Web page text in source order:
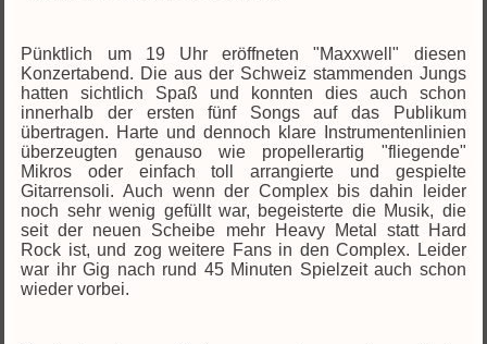
Pünktlich um 19 Uhr eröffneten "Maxxwell" diesen
Konzertabend. Die aus der Schweiz stammenden Jungs
hatten sichtlich Spaß und konnten dies auch schon
innerhalb der ersten fünf Songs auf das Publikum
übertragen. Harte und dennoch klare Instrumentenlinien
überzeugten genauso wie propellerartig "fliegende"
Mikros oder einfach toll arrangierte und gespielte
Gitarrensoli. Auch wenn der Complex bis dahin leider
noch sehr wenig gefüllt war, begeisterte die Musik, die
seit der neuen Scheibe mehr Heavy Metal statt Hard
Rock ist, und zog weitere Fans in den Complex. Leider
war ihr Gig nach rund 45 Minuten Spielzeit auch schon
wieder vorbei.